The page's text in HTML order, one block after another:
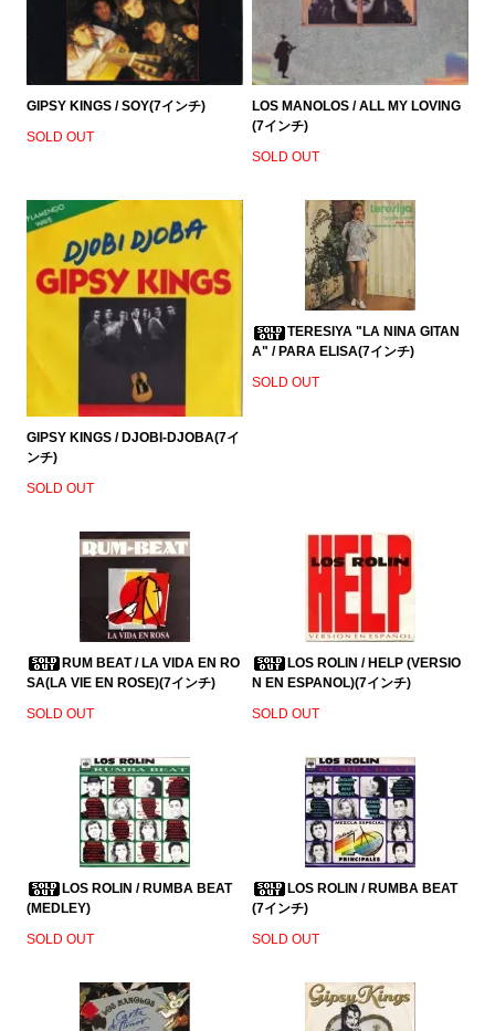
GIPSY KINGS / SOY(7インチ)
SOLD OUT
LOS MANOLOS / ALL MY LOVING
(7インチ)
SOLD OUT
GIPSY KINGS / DJOBI-DJOBA(7イ
ンチ)
SOLD OUT
TERESIYA "LA NINA GITAN
A" / PARA ELISA(7インチ)
SOLD OUT
RUM BEAT / LA VIDA EN RO
SA(LA VIE EN ROSE)(7インチ)
SOLD OUT
LOS ROLIN / HELP (VERSIO
N EN ESPANOL)(7インチ)
SOLD OUT
LOS ROLIN / RUMBA BEAT
(MEDLEY)
SOLD OUT
LOS ROLIN / RUMBA BEAT
(7インチ)
SOLD OUT